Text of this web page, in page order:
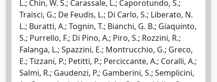
L.; Chin, W. S.; Carassale, L.; Caporotundo, S.;
Traisci, G.; De Feudis, L.; Di Carlo, S.; Liberato, N.
L.; Buratti, A.; Tognin, T.; Bianchi, G. B.; Giaquinto,
S.; Purrello, F.; Di Pino, A.; Piro, S.; Rozzini, R.;
Falanga, L.; Spazzini, E.; Montrucchio, G.; Greco,
E.; Tizzani, P.; Petitti, P.; Perciccante, A.; Coralli, A.;
Salmi, R.; Gaudenzi, P.; Gamberini, S.; Semplicini,